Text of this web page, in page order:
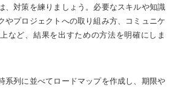
、対策を練りましょう。必要なスキルや知識
やプロジェクトへの取り組み方、コミュニケ
など、結果を出すための方法を明確にしま
系列に並べてロードマップを作成し、期限や